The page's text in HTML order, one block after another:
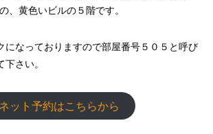
、黄色いビルの５階です。
になっておりますので部屋番号５０５と呼び
さい。
ネット予約はこちらから